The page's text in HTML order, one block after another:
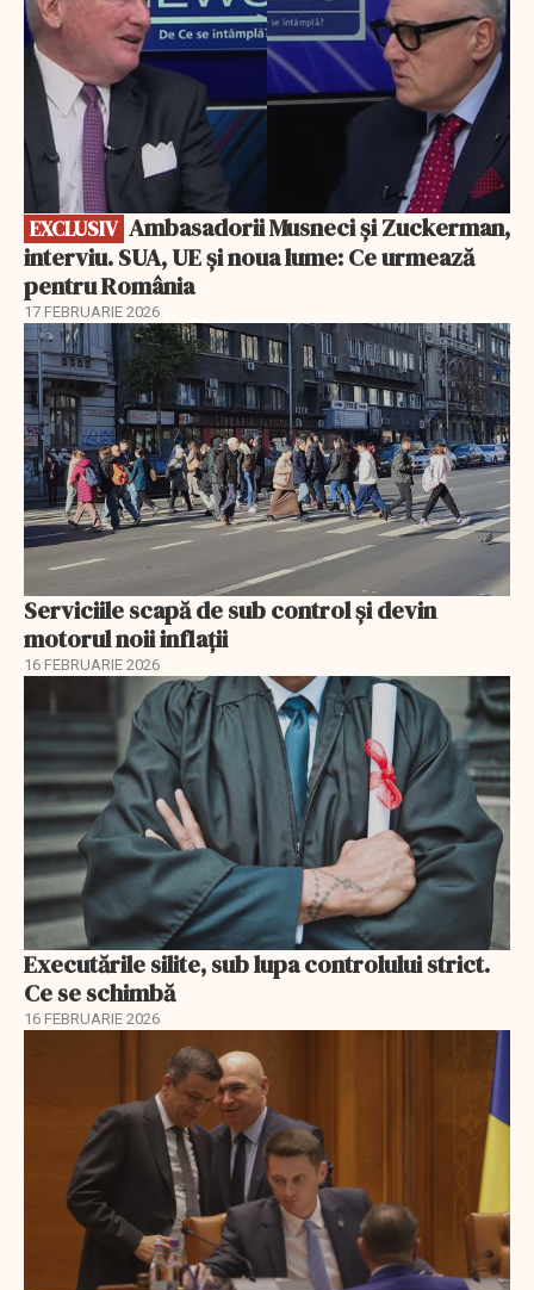
EXCLUSIV
interviu. SUA, UE și noua lume: Ce urmează
pentru România
17 FEBRUARIE 2026
Serviciile scapă de sub control și devin
motorul noii inflații
16 FEBRUARIE 2026
Executările silite, sub lupa controlului strict.
Ce se schimbă
16 FEBRUARIE 2026